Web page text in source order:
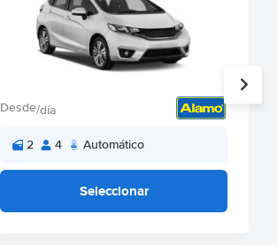
Desde/día
2 4 Automático
Seleccionar